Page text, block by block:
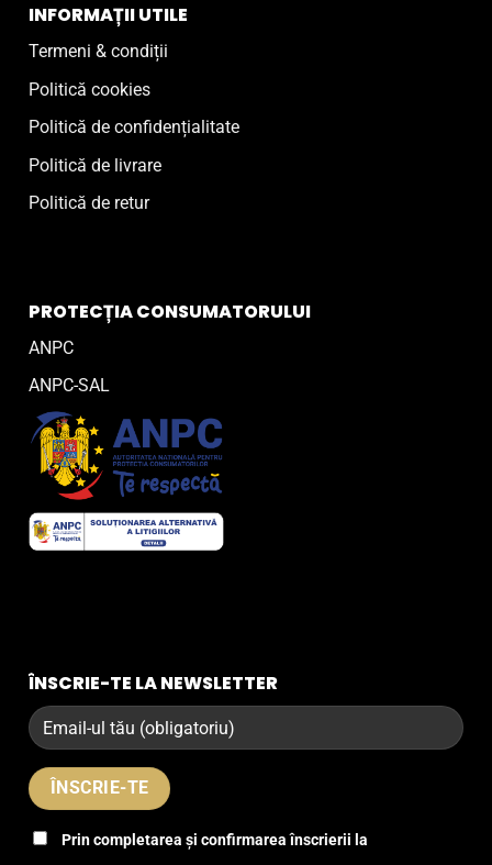
INFORMAȚII UTILE
Termeni & condiții
Politică cookies
Politică de confidențialitate
Politică de livrare
Politică de retur
PROTECȚIA CONSUMATORULUI
ANPC
ANPC-SAL
ÎNSCRIE-TE LA NEWSLETTER
Prin completarea și confirmarea înscrierii la